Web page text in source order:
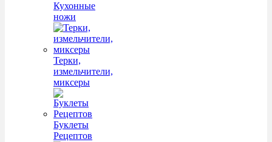
Кухонные
ножи
Терки,
измельчители,
миксеры
Буклеты
Рецептов